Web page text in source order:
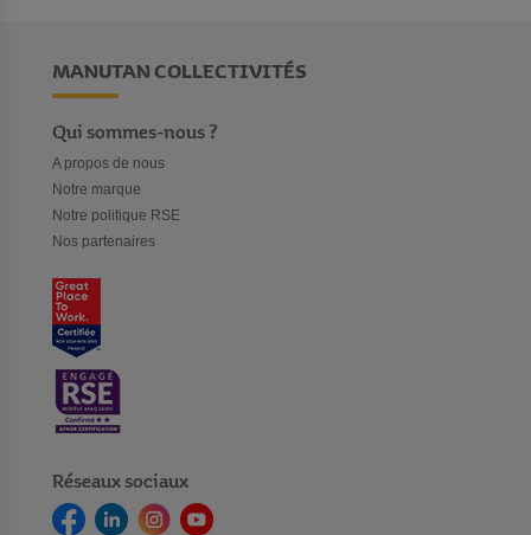
MANUTAN COLLECTIVITÉS
Qui sommes-nous ?
A propos de nous
Notre marque
Notre politique RSE
Nos partenaires
Réseaux sociaux